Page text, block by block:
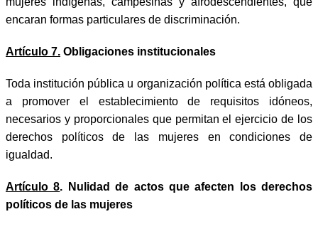
encaran formas particulares de discriminación.
Artículo 7. Obligaciones institucionales
Toda institución pública u organización política está obligada
a promover el establecimiento de requisitos idóneos,
necesarios y proporcionales que permitan el ejercicio de los
derechos políticos de las mujeres en condiciones de
igualdad.
Artículo 8. Nulidad de actos que afecten los derechos
políticos de las mujeres